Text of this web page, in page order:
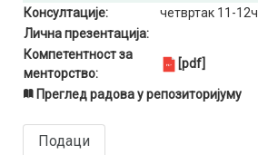
Консултације:
четвртак 11-12ч
Лична презентација:
Компетентност за
менторство:
[pdf]
Преглед радова у репозиторијуму
Подаци